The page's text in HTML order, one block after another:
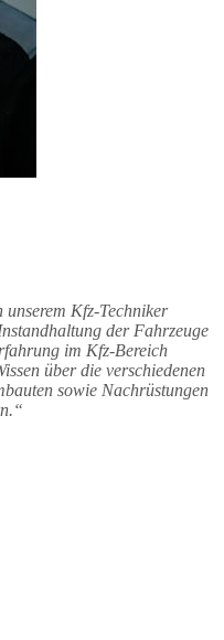
unserem Kfz-Techniker
der Fahrzeuge
im Kfz-Bereich
über die verschiedenen
sowie Nachrüstungen